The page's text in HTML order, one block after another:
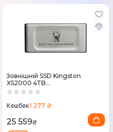
Зовнiшнiй SSD Kingston
XS2000 4TB
(SXS2000/4000GA) USB 3.2
Кешбек1 277 ₴
25 559₴